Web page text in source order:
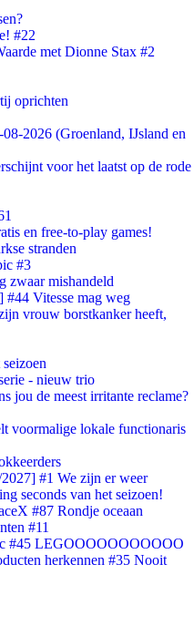
#22
met Dionne Stax #2
oprichten
2026 (Groenland, IJsland en
voor het laatst op de rode
en free-to-play games!
stranden
#3
zwaar mishandeld
Vitesse mag weg
vrouw borstkanker heeft,
- nieuw trio
jou de meest irritante reclame?
voormalige lokale functionaris
#1 We zijn er weer
seconds van het seizoen!
#87 Rondje oceaan
#11
#45 LEGOOOOOOOOOOO
herkennen #35 Nooit